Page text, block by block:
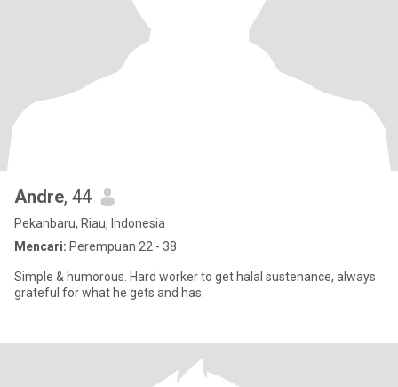
Andre, 44
Pekanbaru, Riau, Indonesia
Mencari: Perempuan 22 - 38
Simple & humorous. Hard worker to get halal sustenance, always
grateful for what he gets and has.